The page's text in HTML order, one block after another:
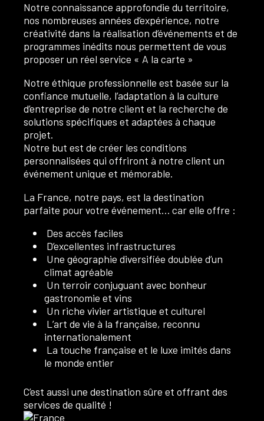
Notre connaissance approfondie du territoire,
nos nombreuses années d’expérience, notre
créativité dans la réalisation d’événements et de
programmes inédits nous permettent de vous
proposer un réel service « A la carte »
Notre éthique professionnelle est basée sur la
confiance mutuelle, l’adaptation à la culture
d’entreprise de notre client et la recherche de
solutions spécifiques et adaptées à chaque
projet.
Notre but est de créer les conditions
personnalisées qui offriront à notre client un
événement unique et mémorable.
La France, notre pays, est la destination
parfaite pour votre événement… car elle offre :
Des accès faciles
D’excellentes infrastructures
Une géographie diversifiée doublée d’un
climat agréable
Un terroir conjuguant avec bonheur
gastronomie et vins
Un riche vivier artistique et culturel
L’art de vie à la française, reconnu
internationalement
La touche française et le luxe imités dans
le monde entier
C’est aussi une destination sûre et offrant des
services de qualité !